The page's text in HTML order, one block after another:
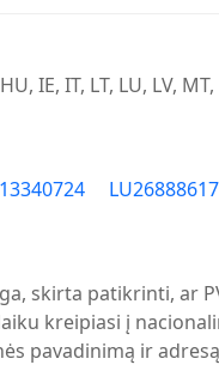
IE, IT, LT, LU, LV, MT,
LU26888617
skirta patikrinti, ar
kreipiasi į
pavadinimą ir